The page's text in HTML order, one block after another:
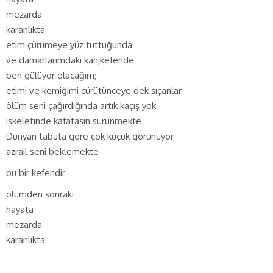
mezarda
karanlıkta
etim çürümeye yüz tuttuğunda
ve damarlarımdaki kan;kefende
ben gülüyor olacağım;
etimi ve kemiğimi çürütünceye dek sıçanlar
ölüm seni çağırdığında artık kaçış yok
iskeletinde kafatasın sürünmekte
Dünyan tabuta göre çok küçük görünüyor
azrail seni beklemekte
bu bir kefendir
ölümden sonraki
hayata
mezarda
karanlıkta